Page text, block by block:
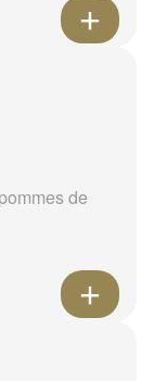
de